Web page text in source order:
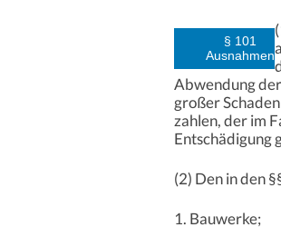
§ 101
Ausnahmen
Abwendung
großer
zahlen, der im
Entschädigung
(2) Den in den
1. Bauwerke;